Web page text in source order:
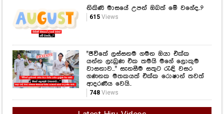
නිකිණි මාසයේ උපන් ඔබත් මේ වගේද..?
615Views
"ජීවිතේ ලස්සනම ගමන ඔයා එක්ක
යන්න ලැබුණ එක තමයි මගේ ලොකුම
වාසනාව..." සැනසීම සතුට රැඳි වසර
ගණනක මතකයත් එක්ක රොෂාන් තවත්
ආදරණීය වෙයි..
748Views